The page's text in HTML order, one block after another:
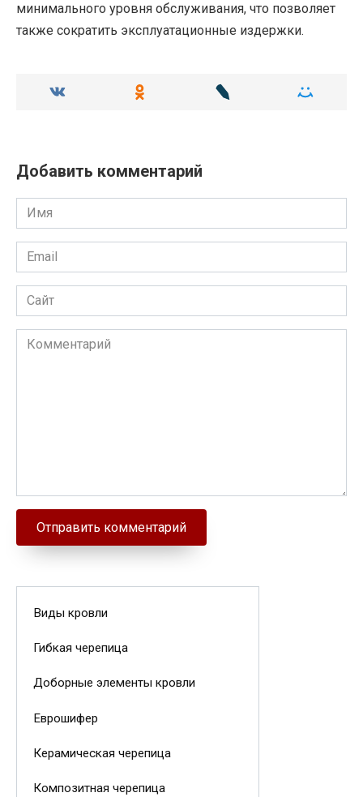
минимального уровня обслуживания, что позволяет
также сократить эксплуатационные издержки.
Добавить комментарий
Имя
Email
Сайт
Комментарий
Виды кровли
Гибкая черепица
Доборные элементы кровли
Еврошифер
Керамическая черепица
Композитная черепица